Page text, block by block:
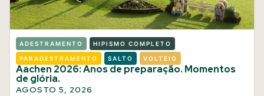
ADESTRAMENTO HIPISMO COMPLETO
PARADESTRAMENTO SALTO VOLTEIO
Aachen 2026: Anos de preparação. Momentos
de glória.
AGOSTO 5, 2026